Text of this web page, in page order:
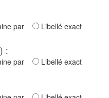
par Libellé exact
:
par Libellé exact